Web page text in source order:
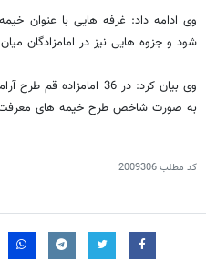
وی ادامه داد: غرفه هایی با عنوان
شود و جزوه هایی نیز در امامزادگان
به صورت شاخص طرح خیمه های
کد مطلب2009306